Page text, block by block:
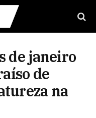
de janeiro
de
na